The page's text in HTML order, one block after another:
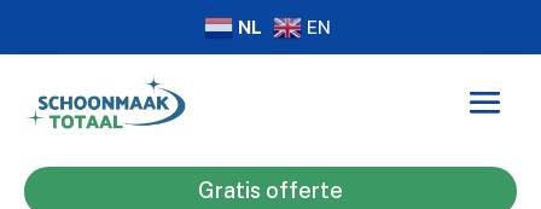
NL EN
Gratis offerte